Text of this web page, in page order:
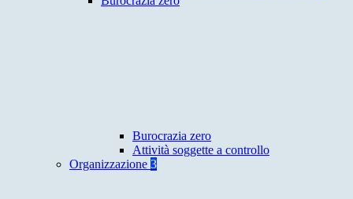
Burocrazia zero
Attività soggette a controllo
Organizzazione 3